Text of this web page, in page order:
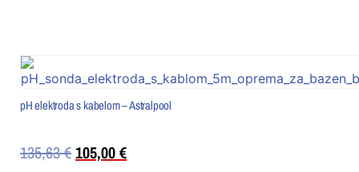
pH elektroda s kabelom – Astralpool
135,63€105,00€